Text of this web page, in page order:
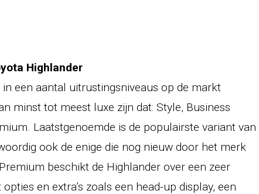
Highlander
een aantal uitrustingsniveaus op de markt
minst tot meest luxe zijn dat: Style, Business
Laatstgenoemde is de populairste variant van
ook de enige die nog nieuw door het merk
beschikt de Highlander over een zeer
en extra’s zoals een head-up display, een